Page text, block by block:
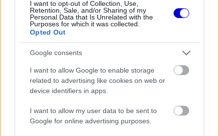
I want to opt-out of Collection, Use,
Retention, Sale, and/or Sharing of my
Personal Data that Is Unrelated with the
Purposes for which it was collected.
Opted Out
Google consents
I want to allow Google to enable storage
related to advertising like cookies on web or
device identifiers in apps.
I want to allow my user data to be sent to
Google for online advertising purposes.
Meglepte a fordulat
Montoya a MontoyAS podcast egyik adásában
beszélt arról, mit gondol a monacói
visszaeséséről. Szerinte Leclerc tavaly még
nem számított rá, hogy idén ekkorát változik a